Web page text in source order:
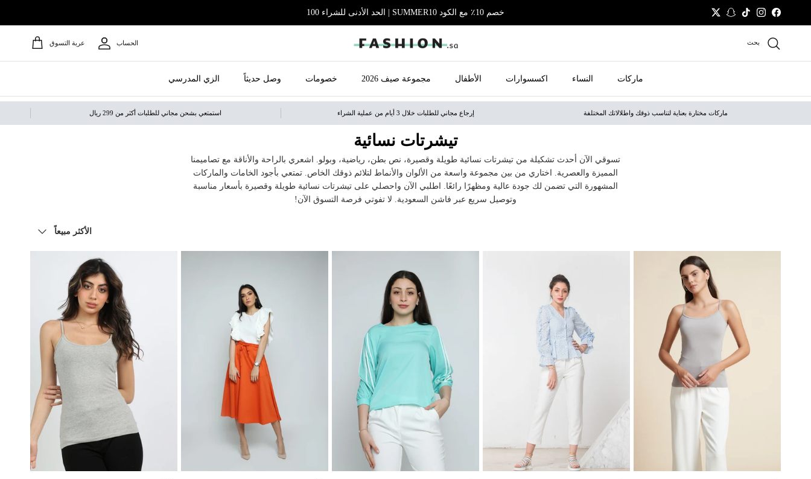
انتقل إلى المحتوى
Facebook
Instagram
TikTok
Snapchat
Twitter خصم 10٪ مع الكود SUMMER10 | الحد الأدنى للشراء 100
بحث الحساب عربة التسوق
ماركات النساء اكسسوارات الأطفال مجموعة صيف 2026 خصومات وصل حديثاً الزي المدرسي
ماركات مختارة بعناية لتناسب ذوقك واطلالاتك المختلفة إرجاع مجاني للطلبات خلال 3 أيام من عملية الشراء استمتعي بشحن مجاني للطلبات أكثر من 299 ريال
تيشرتات نسائية
تسوقي الآن أحدث تشكيلة من تيشرتات نسائية طويلة وقصيرة، نص بطن، رياضية، وبولو. اشعري بالراحة والأناقة مع تصاميمنا
المميزة والعصرية. اختاري من بين مجموعة واسعة من الألوان والأنماط لتلائم ذوقك الخاص. تمتعي بأجود الخامات والماركات
المشهورة التي تضمن لك جودة عالية ومظهرًا رائعًا. اطلبي الآن واحصلي على تيشرتات نسائية طويلة وقصيرة بأسعار مناسبة
وتوصيل سريع عبر فاشن السعودية. لا تفوتي فرصة التسوق الآن!
ترتيب حسب
الأكثر مبيعاً